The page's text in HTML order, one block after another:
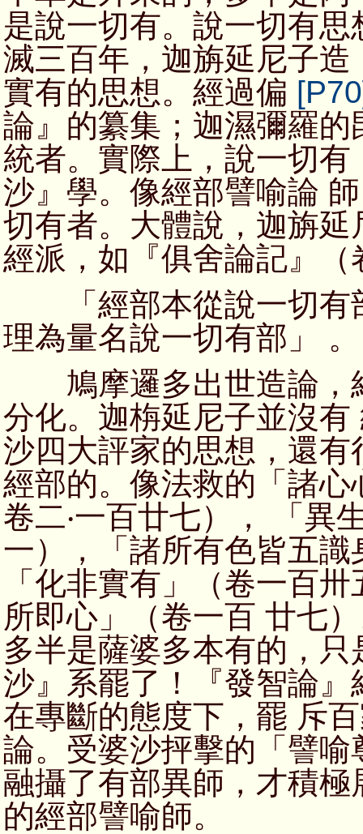
是說一切有。說一切有
滅三百年，迦旃延尼子
實有的思想。經過偏
論』的纂集；迦濕彌羅
統者。實際上，說一切
沙』學。像經部譬喻論
切有者。大體說，迦旃
經派，如『俱舍論記』（
「經部本從說一切有
理為量名說一切有部」 。
鳩摩邏多出世造論，
分化。迦栴延尼子並沒
沙四大評家的思想，還
經部的。像法救的「諸
卷二‧一百廿七）， 「異
一），「諸所有色皆五
「化非實有」（卷一百
所即心」（卷一百 廿七
多半是薩婆多本有的，
沙』系罷了！『發智論
在專斷的態度下，罷 斥
論。受婆沙抨擊的「譬
融攝了有部異師，才積
的經部譬喻師。